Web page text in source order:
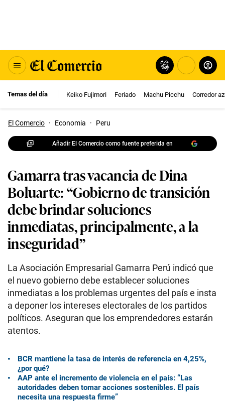
Temas del día Keiko Fujimori Feriado Machu Picchu Corredor
El Comercio · Economia · Peru
Añadir El Comercio como fuente preferida en
Gamarra tras vacancia de Dina
Boluarte: “Gobierno de transición
debe brindar soluciones
inmediatas, principalmente, a la
inseguridad”
La Asociación Empresarial Gamarra Perú indicó que
el nuevo gobierno debe establecer soluciones
inmediatas a los problemas urgentes del país e insta
a deponer los intereses electorales de los partidos
políticos. Aseguran que los emprendedores estarán
atentos.
BCR mantiene la tasa de interés de referencia en 4,25%,
¿por qué?
AAP ante el incremento de violencia en el país: “Las
autoridades deben tomar acciones sostenibles. El país
necesita una respuesta firme”